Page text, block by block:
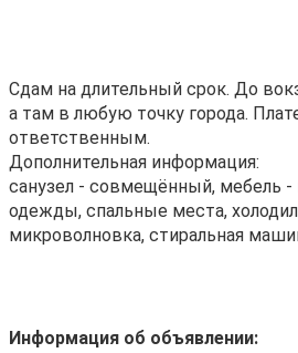
Сдам на длительный срок. До
а там в любую точку города.
ответственным.
Дополнительная информация:
санузел - совмещённый, мебель -
одежды, спальные места,
микроволновка, стиральная
Информация об объявлении: